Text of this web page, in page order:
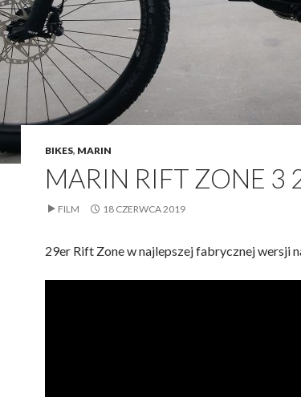
BIKES, MARIN
MARIN RIFT ZONE 3
FILM 18 CZERWCA 2019
29er Rift Zone w najlepszej fabrycznej wersji